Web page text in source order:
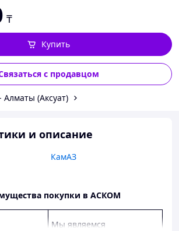
₸
Купить
с продавцом
(Аксуат)
и описание
КамАЗ
покупки в АСКОМ
Мы являемся